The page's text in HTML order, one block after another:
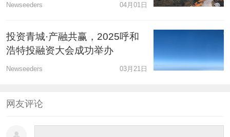
Newseeders 04月01日
投资青城·产融共赢，2025呼和
浩特投融资大会成功举办
Newseeders 03月21日
网友评论